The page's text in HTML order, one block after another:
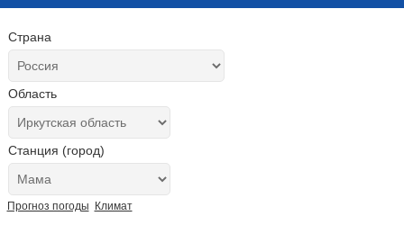
Страна
Область
Станция (город)
Прогноз погоды Климат